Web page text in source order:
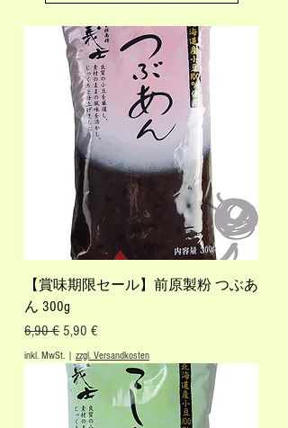
【賞味期限セール】前原製粉 つぶあ
ん 300g
Standardpreis
6,90 € Sale-Preis
5,90 €
inkl. MwSt. | zzgl. Versandkosten